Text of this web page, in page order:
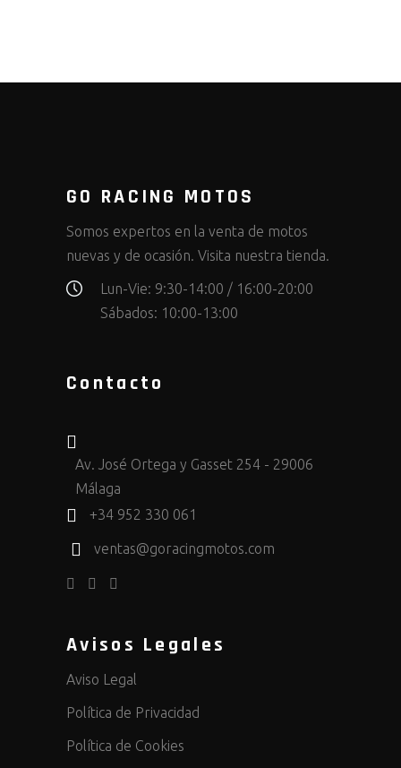
GO RACING MOTOS
Somos expertos en la venta de motos
nuevas y de ocasión. Visita nuestra tienda.
Lun-Vie: 9:30-14:00 / 16:00-20:00
Sábados: 10:00-13:00
Contacto
Av. José Ortega y Gasset 254 - 29006
Málaga
+34 952 330 061
ventas@goracingmotos.com
Avisos Legales
Aviso Legal
Política de Privacidad
Política de Cookies